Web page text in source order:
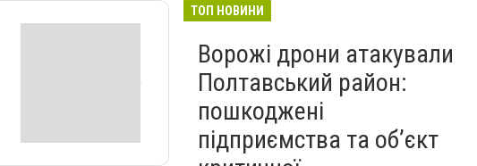
ТОП НОВИНИ
Ворожі дрони атакували
Полтавський район:
пошкоджені
підприємства та об’єкт